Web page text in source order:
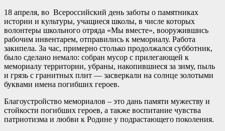
18 апреля, во Всероссийский день заботы о памятниках
истории и культуры, учащиеся школы, в числе которых
волонтеры школьного отряда «Мы вместе», вооружившись
рабочим инвентарем, отправились к мемориалу. Работа
закипела. За час, примерно столько продолжался субботник,
было сделано немало: собран мусор с прилегающей к
мемориалу территории, убраны, накопившиеся за зиму, пыль
и грязь с гранитных плит — засверкали на солнце золотыми
буквами имена погибших героев.
Благоустройство мемориалов – это дань памяти мужеству и
стойкости погибших героев, а также воспитание чувства
патриотизма и любви к Родине у подрастающего поколения.